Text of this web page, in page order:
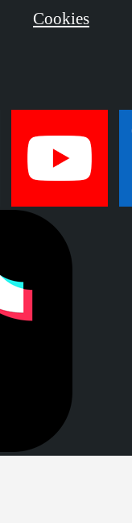
Cookies